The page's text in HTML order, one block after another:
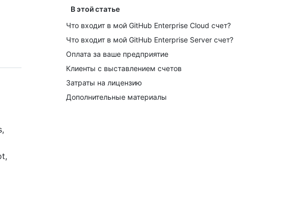
В этой статье
Что входит в мой GitHub Enterprise Cloud счет?
Что входит в мой GitHub Enterprise Server счет?
Оплата за ваше предприятие
Клиенты с выставлением счетов
Затраты на лицензию
Дополнительные материалы